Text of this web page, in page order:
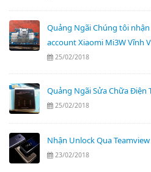
Quảng Ngãi Chúng tôi
account Xiaomi Mi3W Vĩnh
25/02/2018
Quảng Ngãi Sửa Chữa Điện
25/02/2018
Nhận Unlock Qua
23/02/2018